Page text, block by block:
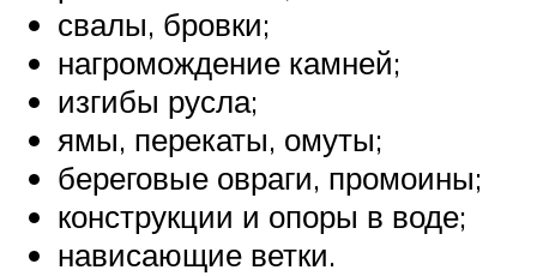
свалы, бровки;
нагромождение камней;
изгибы русла;
ямы, перекаты, омуты;
береговые овраги, промоины;
конструкции и опоры в воде;
нависающие ветки.